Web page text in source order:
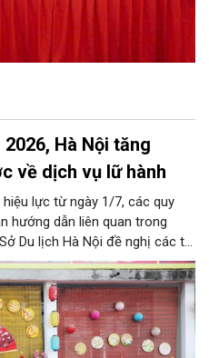
Hà Nội tăng
về dịch vụ lữ hành
lực từ ngày 1/7, các quy
hướng dẫn liên quan trong
Du lịch Hà Nội đề nghị các tổ
doanh dịch vụ lữ hành trên địa
nội dung quan trọng. Qua đó
mục tiêu phát triển du lịch Hà